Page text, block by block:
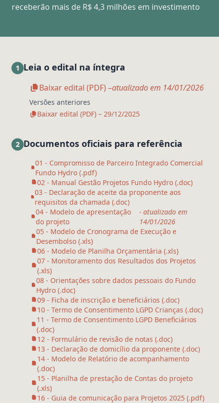
receberão mais de R$ 4,3 milhões em investimento
1 Leia o edital na íntegra
Baixar edital (PDF) –atualizado em 14/01/2026
Versões anteriores
Baixar edital (PDF) – 29/12/2025
2 Documentos oficiais para referência
01 - Compromisso de Parceiro Integrado Comercial
Fundo Hydro (.pdf)
02 - Manual Gestão Projetos Fundo Hydro (.doc)
03 - Declaração de aceite da proponente aos
requisitos da chamada (.doc)
04 - Modelo de apresentação
do projeto
- atualizado em
14/01/2026
05 - Modelo de Cronograma de Execução e
Desembolso (.xls)
06 - Modelo de Planilha Orçamentária (.xls)
07 - Monitoramento dos Resultados dos Projetos
(.xls)
08 - Orientações sobre dados pessoais do Fundo
Hydro (.doc)
09 - Ficha de inscrição e beneficiários (.doc)
10 - Termo de Consentimento LGPD Crianças (.doc)
11 - Termo de Consentimento LGPD Beneficiários
(.doc)
12 - Formulário de revisão de notas (.doc)
13 - Declaração de domicílio da proponente (.doc)
14 - Modelo de Relatório de acompanhamento
(.doc)
15 - Planilha de prestação de Contas do projeto
(.xls)
16 - Guia de comunicação para Projetos 2025 (.pdf)